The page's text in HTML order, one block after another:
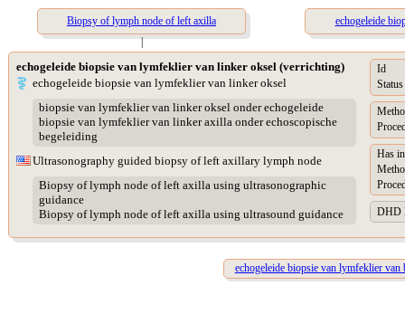
Biopsy of lymph node of left axilla
echogeleide
|
echogeleide biopsie van lymfeklier van linker oksel (verrichting)
echogeleide biopsie van lymfeklier van linker oksel
biopsie van lymfeklier van linker oksel onder echogeleide
biopsie van lymfeklier van linker axilla onder echoscopische
begeleiding
Ultrasonography guided biopsy of left axillary lymph node
Biopsy of lymph node of left axilla using ultrasonographic
guidance
Biopsy of lymph node of left axilla using ultrasound guidance
Id
Status
Has
DHD
echogeleide biopsie van lymfeklier van